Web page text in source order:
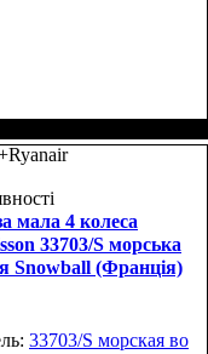
мала 4 колеса
33703/S морська
Snowball (Франція)
33703/S морская